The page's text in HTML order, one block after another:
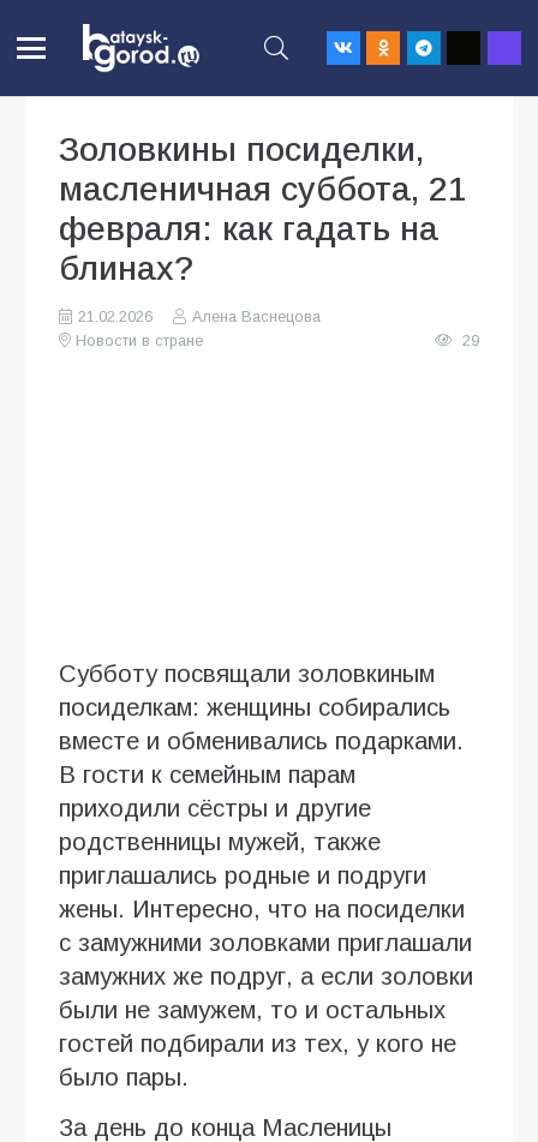
Золовкины посиделки,
масленичная суббота, 21
февраля: как гадать на
блинах?
21.02.2026
Алена Васнецова
Новости в стране
29
Субботу посвящали золовкиным
посиделкам: женщины собирались
вместе и обменивались подарками.
В гости к семейным парам
приходили сёстры и другие
родственницы мужей, также
приглашались родные и подруги
жены. Интересно, что на посиделки
с замужними золовками приглашали
замужних же подруг, а если золовки
были не замужем, то и остальных
гостей подбирали из тех, у кого не
было пары.
За день до конца Масленицы